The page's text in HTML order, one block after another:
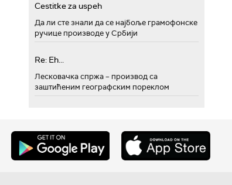
Cestitke za uspeh
Да ли сте знали да се најбоље грамофонске
ручице производе у Србији
Re: Eh...
Лесковачка спржа – производ са
заштићеним географским пореклом